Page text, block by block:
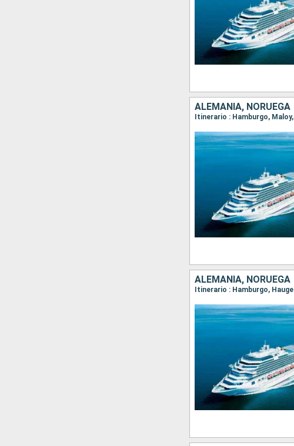
ALEMANIA, NORUEGA
Itinerario : Hamburgo,
ALEMANIA, NORUEGA
Itinerario : Hamburgo,